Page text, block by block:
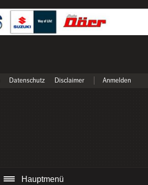
Datenschutz Disclaimer Anmelden
Hauptmenü